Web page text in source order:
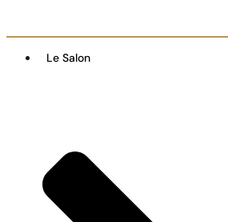
Le Salon